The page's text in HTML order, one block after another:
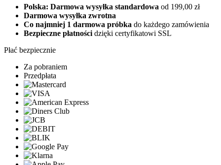
Polska: Darmowa wysyłka standardowa od 199,00 zł
Darmowa wysyłka zwrotna
Co najmniej 1 darmowa próbka do każdego zamówienia
Bezpieczne płatności dzięki certyfikatowi SSL
Płać bezpiecznie
Za pobraniem
Przedpłata